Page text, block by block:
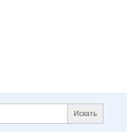
Поиск по сайту и
Искать